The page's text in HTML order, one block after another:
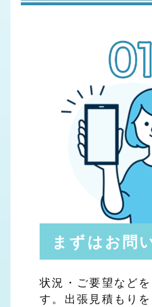
まずはお問
状況・ご要望など
す。出張見積もり